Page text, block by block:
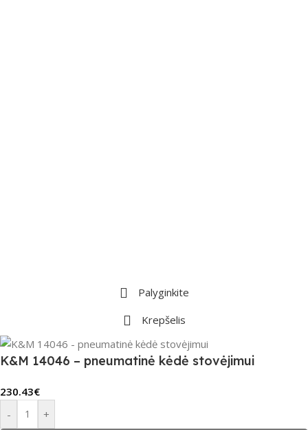
Palyginkite
Krepšelis
K&M 14046 – pneumatinė kėdė stovėjimui
230.43€
-
+